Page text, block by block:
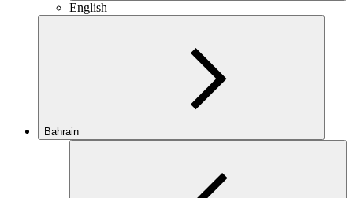
English
Bahrain